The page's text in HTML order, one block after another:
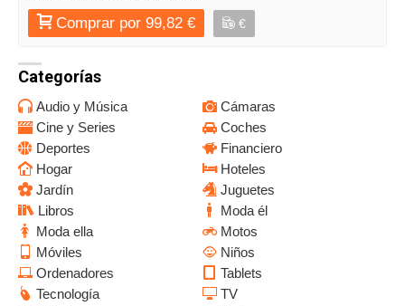
Comprar por 99,82 € €
Categorías
Audio y Música
Cámaras
Cine y Series
Coches
Deportes
Financiero
Hogar
Hoteles
Jardín
Juguetes
Libros
Moda él
Moda ella
Motos
Móviles
Niños
Ordenadores
Tablets
Tecnología
TV